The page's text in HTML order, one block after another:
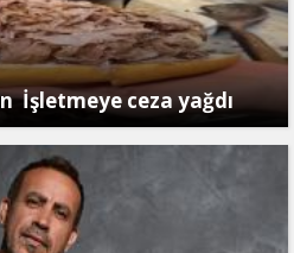
İşletmeye ceza yağdı